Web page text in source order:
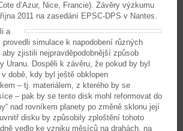
d’Azur, Nice, Francie). Závěry výzkumu
2011 na zasedání EPSC-DPS v Nantes.
a
provedli simulace k napodobení různých
zjistili nejpravděpodobnější způsob
Uranu. Dospěli k závěru, že pokud by byl
v době, kdy byl ještě obklopen
– tj. materiálem, z kterého by se
– pak by se tento disk mohl reformovat do
nad rovníkem planety po změně sklonu její
disku by způsobily zploštění tohoto
vedlo ke vzniku měsíců na drahách, na